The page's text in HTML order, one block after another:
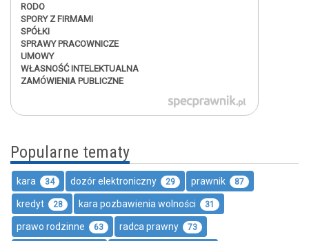
RODO
SPORY Z FIRMAMI
SPÓŁKI
SPRAWY PRACOWNICZE
UMOWY
WŁASNOŚĆ INTELEKTUALNA
ZAMÓWIENIA PUBLICZNE
Popularne tematy
kara 34 dozór elektroniczny 29 prawnik 87
kredyt 28 kara pozbawienia wolności 31
prawo rodzinne 63 radca prawny 73